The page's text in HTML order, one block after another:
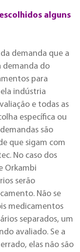
alguns
demanda que a
demanda do
para
indústria
e todas as
específica ou
são
que sigam com
No caso dos
Orkambi
serão
Não se
medicamentos
separados, um
avaliado. Se a
elas não são